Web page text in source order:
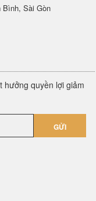
Bình, Sài Gòn
hưởng quyền lợi giảm
GỬI